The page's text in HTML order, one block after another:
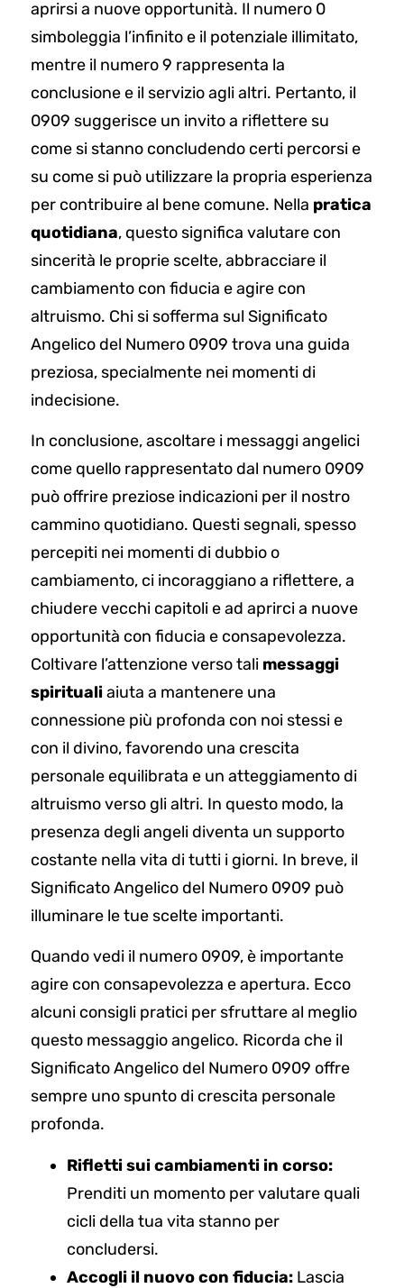
aprirsi a nuove opportunità. Il numero 0
simboleggia l’infinito e il potenziale illimitato,
mentre il numero 9 rappresenta la
conclusione e il servizio agli altri. Pertanto, il
0909 suggerisce un invito a riflettere su
come si stanno concludendo certi percorsi e
su come si può utilizzare la propria esperienza
per contribuire al bene comune. Nella pratica
quotidiana, questo significa valutare con
sincerità le proprie scelte, abbracciare il
cambiamento con fiducia e agire con
altruismo. Chi si sofferma sul Significato
Angelico del Numero 0909 trova una guida
preziosa, specialmente nei momenti di
indecisione.
In conclusione, ascoltare i messaggi angelici
come quello rappresentato dal numero 0909
può offrire preziose indicazioni per il nostro
cammino quotidiano. Questi segnali, spesso
percepiti nei momenti di dubbio o
cambiamento, ci incoraggiano a riflettere, a
chiudere vecchi capitoli e ad aprirci a nuove
opportunità con fiducia e consapevolezza.
Coltivare l’attenzione verso tali messaggi
spiritualiaiuta a mantenere una
connessione più profonda con noi stessi e
con il divino, favorendo una crescita
personale equilibrata e un atteggiamento di
altruismo verso gli altri. In questo modo, la
presenza degli angeli diventa un supporto
costante nella vita di tutti i giorni. In breve, il
Significato Angelico del Numero 0909 può
illuminare le tue scelte importanti.
Quando vedi il numero 0909, è importante
agire con consapevolezza e apertura. Ecco
alcuni consigli pratici per sfruttare al meglio
questo messaggio angelico. Ricorda che il
Significato Angelico del Numero 0909 offre
sempre uno spunto di crescita personale
profonda.
Rifletti sui cambiamenti in corso:
Prenditi un momento per valutare quali
cicli della tua vita stanno per
concludersi.
Accogli il nuovo con fiducia: Lascia